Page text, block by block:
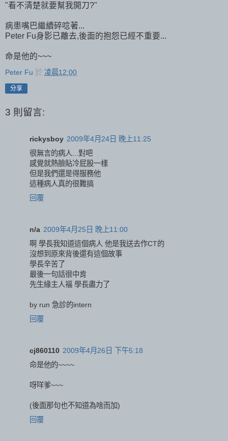
"看不清楚就要幫我開刀?"
病患嘴巴繼續碎唸著...
Peter Fu身影已離去,後面的抱怨已經不重要...
命是他的~~~
Peter Fu 於 凌晨12:00
分享
3 則留言:
rickysboy 2009年4月24日 晚上11:25
很無言的病人...對吧
感覺就熱臉貼冷屁股一樣
但是我們還是得服務他
這種病人真的很難搞
回覆
n/a 2009年4月25日 晚上11:00
啊 學長我知道這個病人 他是我送去作CT的
沒想到原來背後還有這個故事
學長辛苦了
最後一句話很中肯
先生緣主人福 學長盡力了
by run 急診的intern
回覆
cj860110 2009年4月26日 下午5:18
命是他的~~~~
呀咩爹~~~
(後面那句也不知道為啥而加)
回覆